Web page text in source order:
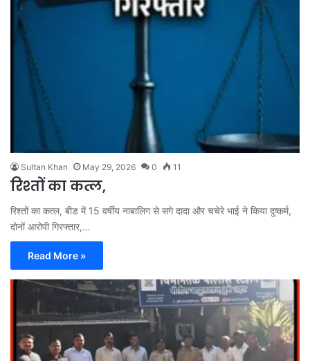
Sultan Khan May 29, 2026 0 11
रिश्तों का कत्ल,
रिश्तों का कत्ल, बीड में 15 वर्षीय नाबालिग से सगे दादा और चचेरे भाई ने किया दुष्कर्म,
दोनों आरोपी गिरफ्तार,…
Read More »